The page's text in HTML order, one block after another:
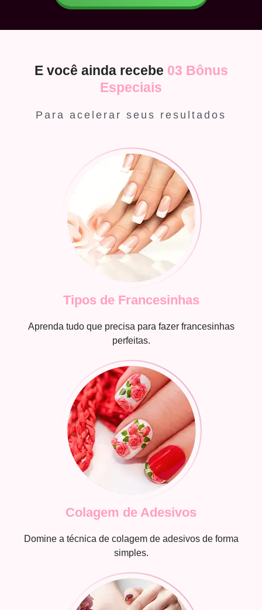
E você ainda recebe 03 Bônus
Especiais
Para acelerar seus resultados
Tipos de Francesinhas
Aprenda tudo que precisa para fazer francesinhas
perfeitas.
Colagem de Adesivos
Domine a técnica de colagem de adesivos de forma
simples.